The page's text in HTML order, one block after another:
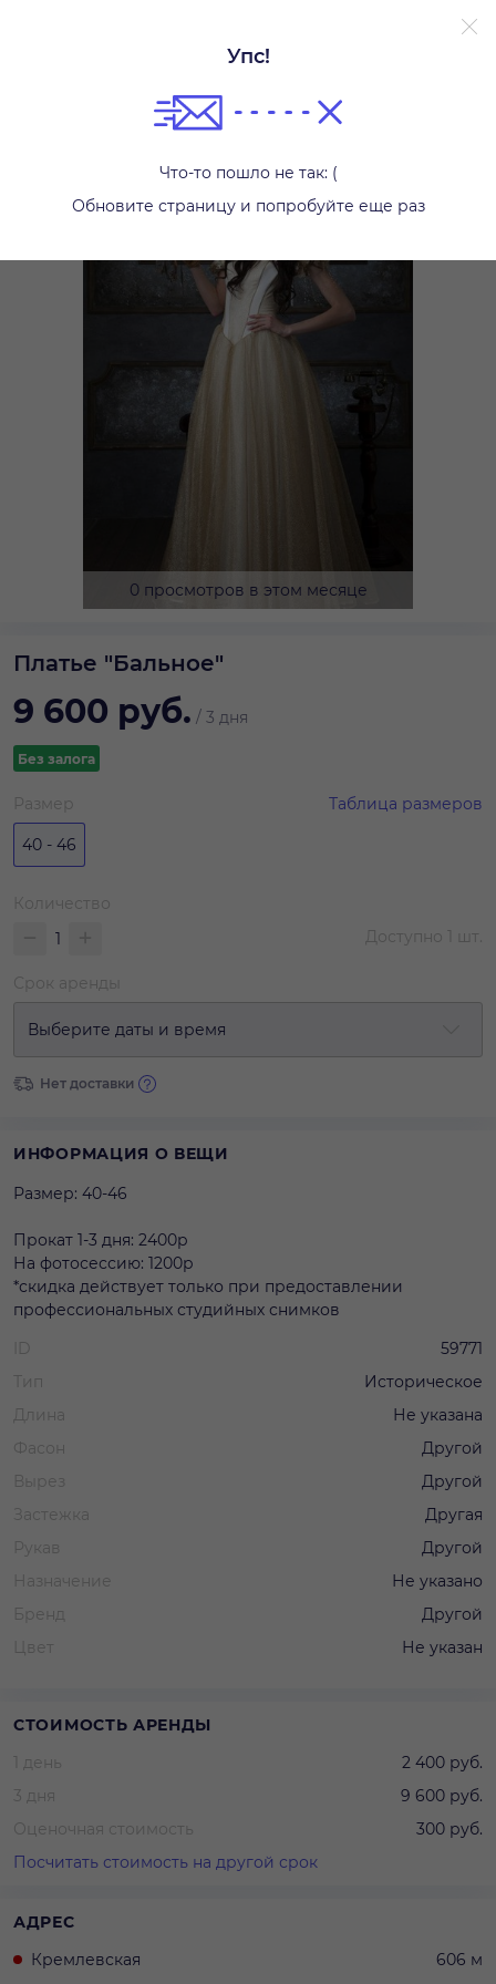
Упс!
Что-то пошло не так: (
Обновите страницу и попробуйте еще раз
0 просмотров в этом месяце
Платье "Бальное"
9 600 руб. / 3 дня
Без залога
Таблица размеров
Размер
40 - 46
Количество
Доступно 1 шт.
Срок аренды
Выберите даты и время
Нет доставки
ИНФОРМАЦИЯ О ВЕЩИ
Размер: 40-46
Прокат 1-3 дня: 2400р
На фотосессию: 1200р
*скидка действует только при предоставлении
профессиональных студийных снимков
ID
59771
Тип
Историческое
Длина
Не указана
Фасон
Другой
Вырез
Другой
Застежка
Другая
Рукав
Другой
Назначение
Не указано
Бренд
Другой
Цвет
Не указан
СТОИМОСТЬ АРЕНДЫ
1 день
2 400 руб.
3 дня
9 600 руб.
Оценочная стоимость
300 руб.
Посчитать стоимость на другой срок
АДРЕС
Кремлевская
606 м